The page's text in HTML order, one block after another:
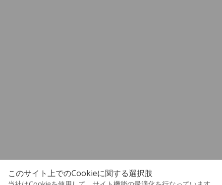
このサイト上でのCookieに関する選択肢